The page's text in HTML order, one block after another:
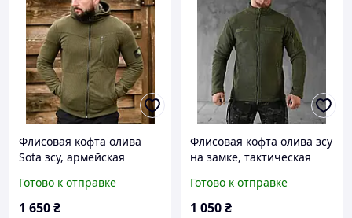
Флисовая кофта олива
Sota зсу, армейская
тактическая теплая кофта
флиска зсу _M2_zx8c
Готово к отправке
1 650₴
Флисовая кофта олива зсу
на замке, тактическая
уставная под шеврон,
зимняя военная флиска
Готово к отправке
1 050₴